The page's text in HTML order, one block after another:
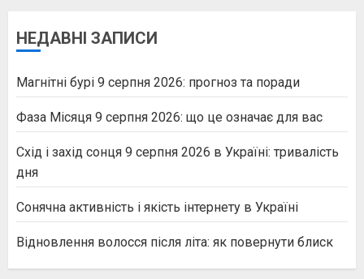
НЕДАВНІ ЗАПИСИ
Магнітні бурі 9 серпня 2026: прогноз та поради
Фаза Місяця 9 серпня 2026: що це означає для вас
Схід і захід сонця 9 серпня 2026 в Україні: тривалість
дня
Сонячна активність і якість інтернету в Україні
Відновлення волосся після літа: як повернути блиск